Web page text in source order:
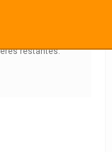
restantes.